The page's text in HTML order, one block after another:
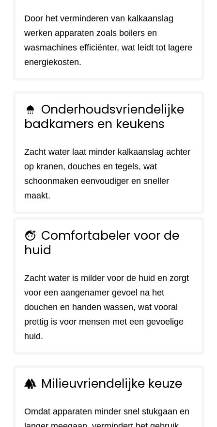
Door het verminderen van kalkaanslag
werken apparaten zoals boilers en
wasmachines efficiënter, wat leidt tot lagere
energiekosten.
shower
Onderhoudsvriendelijke
badkamers en keukens
Zacht water laat minder kalkaanslag achter
op kranen, douches en tegels, wat
schoonmaken eenvoudiger en sneller
maakt.
face_retouching_natural Comfortabeler voor de
huid
Zacht water is milder voor de huid en zorgt
voor een aangenamer gevoel na het
douchen en handen wassen, wat vooral
prettig is voor mensen met een gevoelige
huid.
forest Milieuvriendelijke keuze
Omdat apparaten minder snel stukgaan en